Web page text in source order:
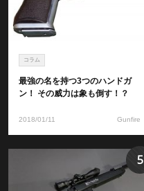
コラム
最強の名を持つ3つのハンドガ
ン！ その威力は象も倒す！？
2018/01/11 Gunfire
5